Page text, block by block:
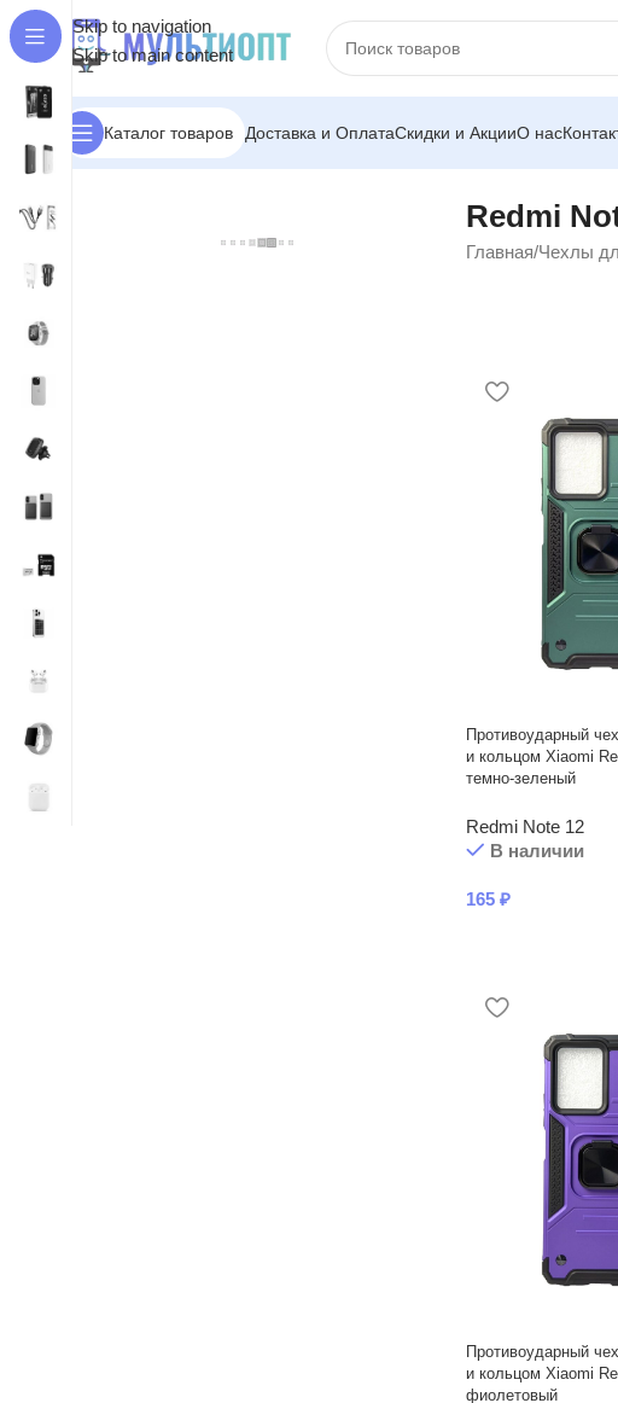
Skip to navigation
Skip to main content
Каталог товаров Доставка и ОплатаСкидки и АкцииО нас
Redmi
Главная/Чехлы
Противоударный
и кольцом Xiaomi
темно-зеленый
Redmi Note 12
В наличии
165 ₽
Противоударный
и кольцом Xiaomi
фиолетовый